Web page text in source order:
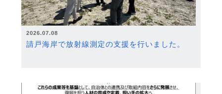
2026.07.08
請戸海岸で放射線測定の支援を行いました。